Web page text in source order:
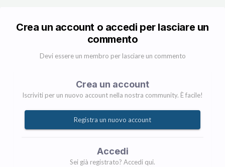
Crea un account o accedi per lasciare un
commento
Devi essere un membro per lasciare un commento
Crea un account
Iscriviti per un nuovo account nella nostra community. È facile!
Registra un nuovo account
Accedi
Sei già registrato? Accedi qui.